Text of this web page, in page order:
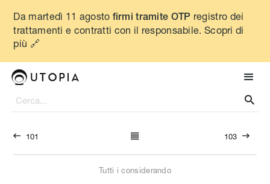
Da martedì 11 agosto firmi tramite OTP registro dei
trattamenti e contratti con il responsabile. Scopri di
più 🔗

 101  103 
Tutti i considerando